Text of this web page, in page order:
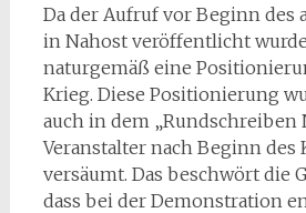
Da der Aufruf vor Beginn des
in Nahost veröffentlicht
naturgemäß eine
Krieg. Diese Positionierung
auch in dem „Rundschreiben
Veranstalter nach Beginn des
versäumt. Das beschwört die
dass bei der Demonstration